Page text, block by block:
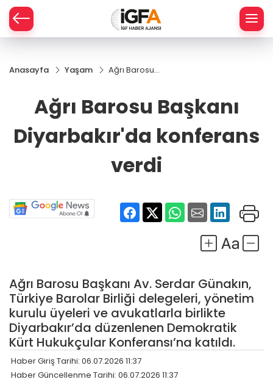
Anasayfa Yaşam
Ağrı Barosu
konferans
Ağrı Barosu Başkanı
Diyarbakır'da konferans
verdi
Ağrı Barosu Başkanı Av. Serdar Günakın,
Türkiye Barolar Birliği delegeleri, yönetim
kurulu üyeleri ve avukatlarla birlikte
Diyarbakır’da düzenlenen Demokratik
Kürt Hukukçular Konferansı’na katıldı.
Haber Giriş Tarihi: 06.07.2026 11:37
Haber Güncellenme Tarihi: 06.07.2026 11:37